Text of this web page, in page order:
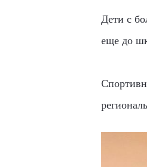
Дети с
еще до